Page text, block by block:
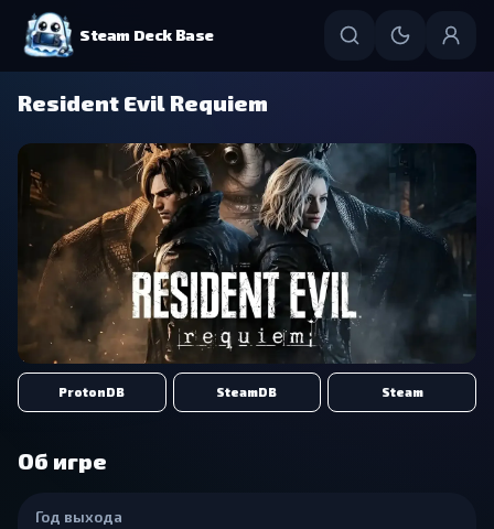
Steam Deck Base
Resident Evil Requiem
ProtonDB SteamDB Steam
Об игре
Год выхода